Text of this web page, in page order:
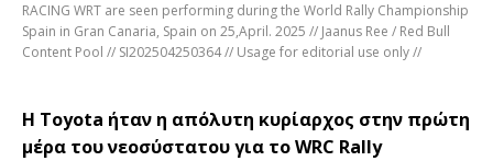
RACING WRT are seen performing during the World Rally Championship
Spain in Gran Canaria, Spain on 25,April. 2025 // Jaanus Ree / Red Bull
Content Pool // SI202504250364 // Usage for editorial use only //
Η Toyota ήταν η απόλυτη κυρίαρχος στην πρώτη
μέρα του νεοσύστατου για το WRC Rally